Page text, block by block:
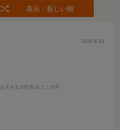
表示：新しい順
2020.6.23
お子さまの性別 :おとこの子